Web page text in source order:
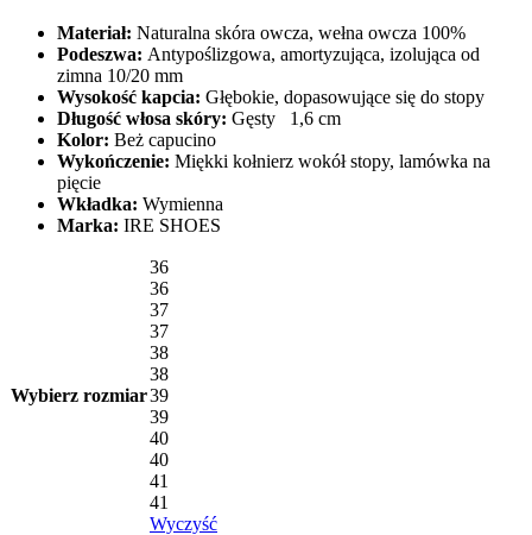
Materiał: Naturalna skóra owcza, wełna owcza 100%
Podeszwa: Antypoślizgowa, amortyzująca, izolująca od
zimna 10/20 mm
Wysokość kapcia: Głębokie, dopasowujące się do stopy
Długość włosa skóry: Gęsty
1,6 cm
Kolor: Beż capucino
Wykończenie: Miękki kołnierz wokół stopy, lamówka na
pięcie
Wkładka: Wymienna
Marka: IRE SHOES
Wybierz rozmiar
36
36
37
37
38
38
39
39
40
40
41
41
Wyczyść